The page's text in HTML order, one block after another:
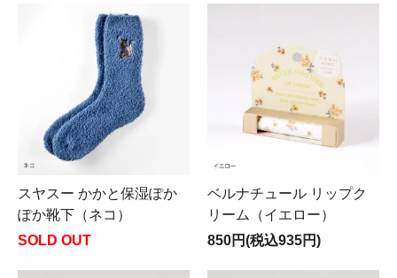
スヤスー かかと保湿ぽか
ぽか靴下（ネコ）
SOLD OUT
ベルナチュール リップク
リーム（イエロー）
850円(税込935円)